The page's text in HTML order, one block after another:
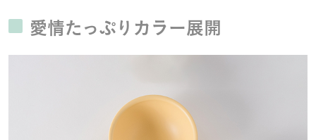
愛情たっぷりカラー展開